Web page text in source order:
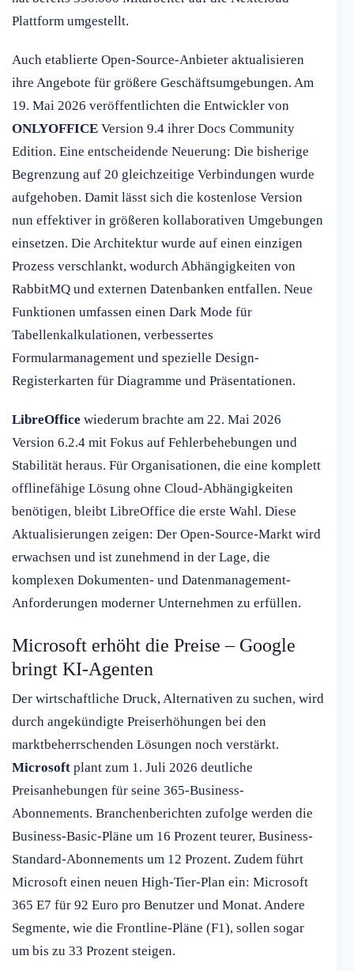
Plattform umgestellt.
Auch etablierte Open-Source-Anbieter aktualisieren
ihre Angebote für größere Geschäftsumgebungen. Am
19. Mai 2026 veröffentlichten die Entwickler von
ONLYOFFICE Version 9.4 ihrer Docs Community
Edition. Eine entscheidende Neuerung: Die bisherige
Begrenzung auf 20 gleichzeitige Verbindungen wurde
aufgehoben. Damit lässt sich die kostenlose Version
nun effektiver in größeren kollaborativen Umgebungen
einsetzen. Die Architektur wurde auf einen einzigen
Prozess verschlankt, wodurch Abhängigkeiten von
RabbitMQ und externen Datenbanken entfallen. Neue
Funktionen umfassen einen Dark Mode für
Tabellenkalkulationen, verbessertes
Formularmanagement und spezielle Design-
Registerkarten für Diagramme und Präsentationen.
LibreOffice wiederum brachte am 22. Mai 2026
Version 6.2.4 mit Fokus auf Fehlerbehebungen und
Stabilität heraus. Für Organisationen, die eine komplett
offlinefähige Lösung ohne Cloud-Abhängigkeiten
benötigen, bleibt LibreOffice die erste Wahl. Diese
Aktualisierungen zeigen: Der Open-Source-Markt wird
erwachsen und ist zunehmend in der Lage, die
komplexen Dokumenten- und Datenmanagement-
Anforderungen moderner Unternehmen zu erfüllen.
Microsoft erhöht die Preise – Google
bringt KI-Agenten
Der wirtschaftliche Druck, Alternativen zu suchen, wird
durch angekündigte Preiserhöhungen bei den
marktbeherrschenden Lösungen noch verstärkt.
Microsoft plant zum 1. Juli 2026 deutliche
Preisanhebungen für seine 365-Business-
Abonnements. Branchenberichten zufolge werden die
Business-Basic-Pläne um 16 Prozent teurer, Business-
Standard-Abonnements um 12 Prozent. Zudem führt
Microsoft einen neuen High-Tier-Plan ein: Microsoft
365 E7 für 92 Euro pro Benutzer und Monat. Andere
Segmente, wie die Frontline-Pläne (F1), sollen sogar
um bis zu 33 Prozent steigen.